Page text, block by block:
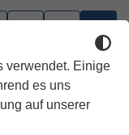
verwendet. Einige
es uns
auf unserer